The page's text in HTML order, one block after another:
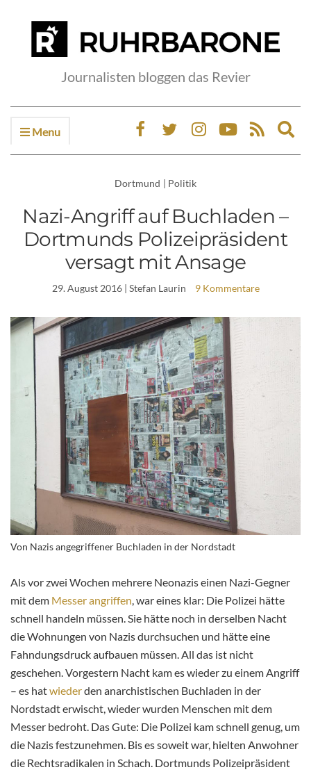
Journalisten bloggen das Revier
Menu
Dortmund | Politik
Nazi-Angriff auf Buchladen –
Dortmunds Polizeipräsident
versagt mit Ansage
29. August 2016| Stefan Laurin 9 Kommentare
Von Nazis angegriffener Buchladen in der Nordstadt
Als vor zwei Wochen mehrere Neonazis einen Nazi-Gegner
mit dem Messer angriffen , war eines klar: Die Polizei hätte
schnell handeln müssen. Sie hätte noch in derselben Nacht
die Wohnungen von Nazis durchsuchen und hätte eine
Fahndungsdruck aufbauen müssen. All das ist nicht
geschehen. Vorgestern Nacht kam es wieder zu einem Angriff
– es hatwiederden anarchistischen Buchladen in der
Nordstadt erwischt, wieder wurden Menschen mit dem
Messer bedroht. Das Gute: Die Polizei kam schnell genug, um
die Nazis festzunehmen. Bis es soweit war, hielten Anwohner
die Rechtsradikalen in Schach. Dortmunds Polizeipräsident